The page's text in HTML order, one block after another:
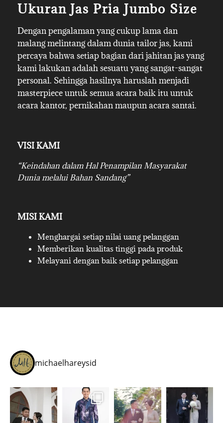
Ukuran Jas Pria Jumbo Size
Dengan pengalaman yang cukup lama dan
malang melintang dalam dunia tailor jas, kami
percaya bahwa setiap bagian dari jahitan jas yang
kami lakukan adalah sesuatu yang sangat-sangat
personal. Sehingga hasilnya haruslah menjadi
masterpiece untuk semua acara baik itu untuk
acara kantor, pernikahan maupun acara santai.
VISI KAMI
“Keindahan dalam Hal Penampilan Masyarakat
Dunia melalui Bahan Sandang”
MISI KAMI
Menghargai setiap nilai uang pelanggan
Memberikan kualitas tinggi pada produk
Melayani dengan baik setiap pelanggan
michaelhareysid